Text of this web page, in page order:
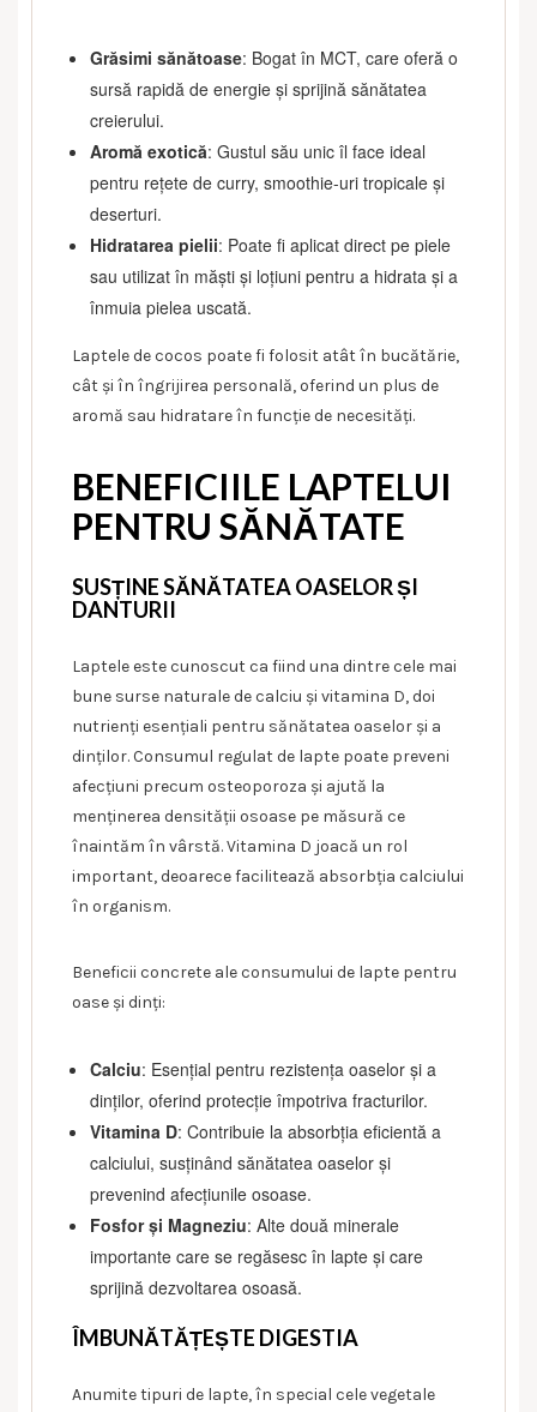
Grăsimi sănătoase: Bogat în MCT, care oferă o
sursă rapidă de energie și sprijină sănătatea
creierului.
Aromă exotică: Gustul său unic îl face ideal
pentru rețete de curry, smoothie-uri tropicale și
deserturi.
Hidratarea pielii: Poate fi aplicat direct pe piele
sau utilizat în măști și loțiuni pentru a hidrata și a
înmuia pielea uscată.
Laptele de cocos poate fi folosit atât în bucătărie,
cât și în îngrijirea personală, oferind un plus de
aromă sau hidratare în funcție de necesități.
BENEFICIILE LAPTELUI
PENTRU SĂNĂTATE
SUSȚINE SĂNĂTATEA OASELOR ȘI
DANTURII
Laptele este cunoscut ca fiind una dintre cele mai
bune surse naturale de calciu și vitamina D, doi
nutrienți esențiali pentru sănătatea oaselor și a
dinților. Consumul regulat de lapte poate preveni
afecțiuni precum osteoporoza și ajută la
menținerea densității osoase pe măsură ce
înaintăm în vârstă. Vitamina D joacă un rol
important, deoarece facilitează absorbția calciului
în organism.
Beneficii concrete ale consumului de lapte pentru
oase și dinți:
Calciu: Esențial pentru rezistența oaselor și a
dinților, oferind protecție împotriva fracturilor.
Vitamina D: Contribuie la absorbția eficientă a
calciului, susținând sănătatea oaselor și
prevenind afecțiunile osoase.
Fosfor și Magneziu: Alte două minerale
importante care se regăsesc în lapte și care
sprijină dezvoltarea osoasă.
ÎMBUNĂTĂȚEȘTE DIGESTIA
Anumite tipuri de lapte, în special cele vegetale